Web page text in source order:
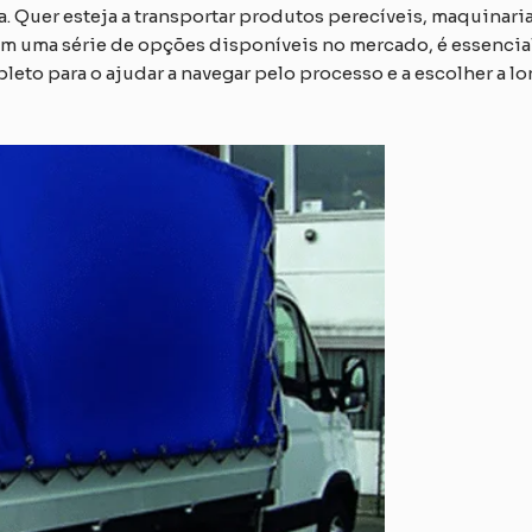
Quer esteja a transportar produtos perecíveis,
uma série de opções disponíveis no mercado, é
para o ajudar a navegar pelo processo e a escolher a